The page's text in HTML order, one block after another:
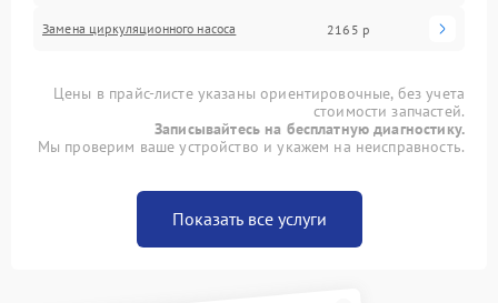
Замена циркуляционного насоса 2165 р
Цены в прайс-листе указаны ориентировочные, без учета
стоимости запчастей.
Записывайтесь на бесплатную диагностику.
Мы проверим ваше устройство и укажем на неисправность.
Показать все услуги